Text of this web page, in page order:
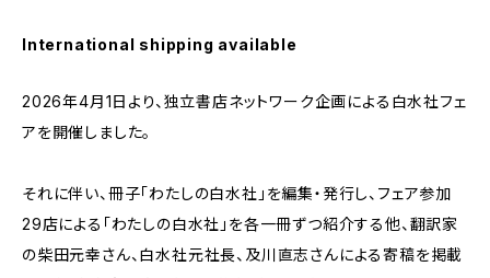
International shipping available
2026年4月1日より、独立書店ネットワーク企画による白水社フェ
アを開催しました。
それに伴い、冊子「わたしの白水社」を編集・発行し、フェア参加
29店による「わたしの白水社」を各一冊ずつ紹介する他、翻訳家
の柴田元幸さん、白水社元社長、及川直志さんによる寄稿を掲載